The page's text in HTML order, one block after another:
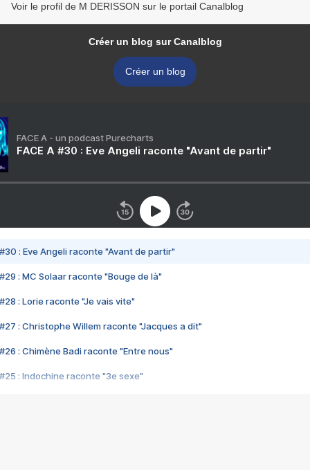
Voir le profil de M DERISSON sur le portail Canalblog
Créer un blog sur Canalblog
Créer un blog
FACE A - un podcast Purecharts
FACE A #30 : Eve Angeli raconte "Avant de partir"
#30 : Eve Angeli raconte "Avant de partir"
#29 : MC Solaar raconte "Bouge de là"
#28 : Lorie raconte "Je vais vite"
#27 : Christophe Willem raconte "Jacques a dit"
#26 : Chimène Badi raconte "Entre nous"
#25 : Indochine raconte "3e sexe"